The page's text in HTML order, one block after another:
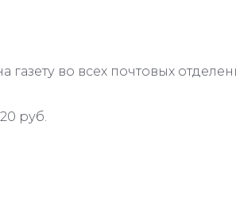
газету во всех почтовых
руб.